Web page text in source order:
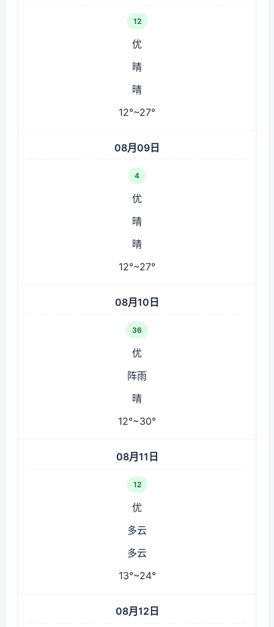
12
优
晴
晴
12°~27°
08月09日
4
优
晴
晴
12°~27°
08月10日
36
优
阵雨
晴
12°~30°
08月11日
12
优
多云
多云
13°~24°
08月12日